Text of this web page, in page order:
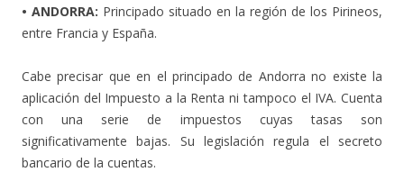
• ANDORRA: Principado situado en la región de los Pirineos,
entre Francia y España.
Cabe precisar que en el principado de Andorra no existe la
aplicación del Impuesto a la Renta ni tampoco el IVA. Cuenta
con una serie de impuestos cuyas tasas son
significativamente bajas. Su legislación regula el secreto
bancario de la cuentas.